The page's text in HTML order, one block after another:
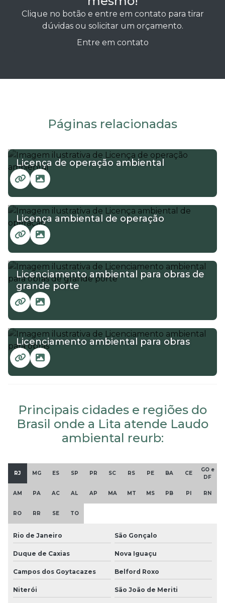
Clique no botão e entre em contato para tirar
dúvidas ou solicitar um orçamento.
Entre em contato
Páginas relacionadas
Licença de operação ambiental
Licença ambiental de operação
Licenciamento ambiental para obras de
grande porte
Licenciamento ambiental para obras
Principais cidades e regiões do
Brasil onde a Lita atende Laudo
ambiental reurb:
RJ MG ES SP PR SC RS PE BA CE
GO e
DF
AM PA AC AL AP MA MT MS PB PI RN
RO RR SE TO
Rio de Janeiro São Gonçalo
Duque de Caxias Nova Iguaçu
Campos dos Goytacazes Belford Roxo
Niterói São João de Meriti